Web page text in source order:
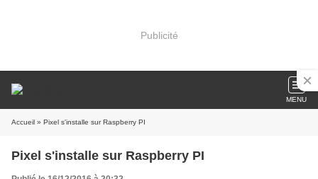
Publicité
MENU
Accueil » Pixel s'installe sur Raspberry PI
Pixel s'installe sur Raspberry PI